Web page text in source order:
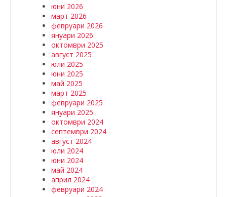
юни 2026
март 2026
февруари 2026
януари 2026
октомври 2025
август 2025
юли 2025
юни 2025
май 2025
март 2025
февруари 2025
януари 2025
октомври 2024
септември 2024
август 2024
юли 2024
юни 2024
май 2024
април 2024
февруари 2024